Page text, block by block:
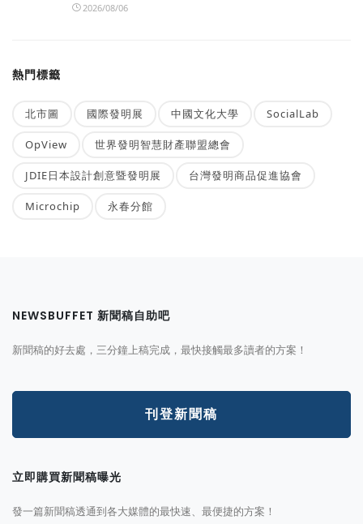
2026/08/06
熱門標籤
北市圖 國際發明展 中國文化大學 SocialLab
OpView 世界發明智慧財產聯盟總會
JDIE日本設計創意暨發明展 台灣發明商品促進協會
Microchip 永春分館
NEWSBUFFET 新聞稿自助吧
新聞稿的好去處，三分鐘上稿完成，最快接觸最多讀者的方案！
刊登新聞稿
立即購買新聞稿曝光
發一篇新聞稿透通到各大媒體的最快速、最便捷的方案！